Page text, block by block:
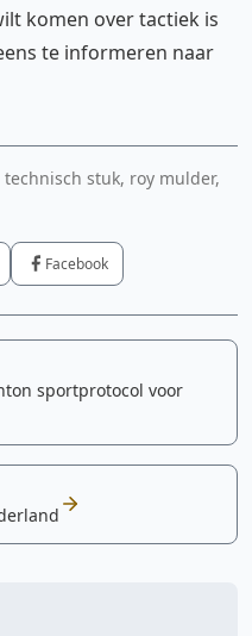
komen over tactiek is
te informeren naar
stuk, roy mulder,
Facebook
sportprotocol voor